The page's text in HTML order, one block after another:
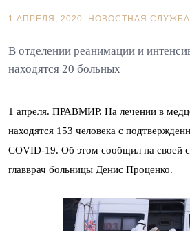
1 АПРЕЛЯ, 2020. НОВОСТНАЯ
В отделении реанимации и
находятся 20 больных
1 апреля. ПРАВМИР. На лечении в
находятся 153 человека с
COVID-19. Об этом сообщил на своей
главврач больницы Денис Проценко.